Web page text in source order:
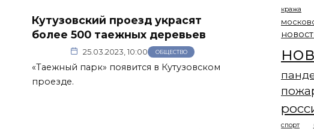
Кутузовский проезд украсят
более 500 таежных деревьев
25.03.2023, 10:00 ОБЩЕСТВО
«Таежный парк» появится в Кутузовском
проезде.
кража
спорт